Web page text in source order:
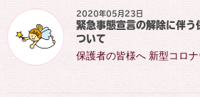
2020年05月23日
緊急事態宣言の解除に伴う
ついて
保護者の皆様へ 新型コロ